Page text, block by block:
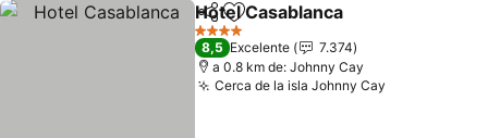
CompartirAgregar a favoritos
Hotel Casablanca
4 Estrellas
8,5 Excelente
7.374
a 0.8 km de: Johnny Cay
Cerca de la isla Johnny Cay